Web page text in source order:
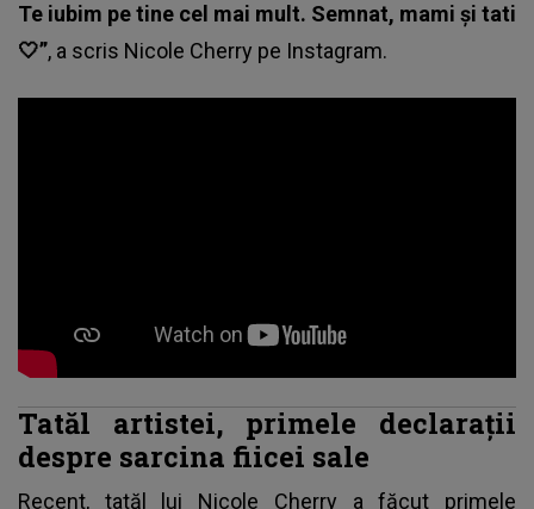
Te iubim pe tine cel mai mult. Semnat, mami și tati
🤍”, a scris Nicole Cherry pe Instagram.
Tatăl artistei, primele declarații
despre sarcina fiicei sale
Recent, tatăl lui Nicole Cherry a făcut primele